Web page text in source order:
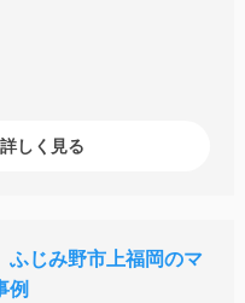
しく見る
ふじみ野市上福岡のマ
例